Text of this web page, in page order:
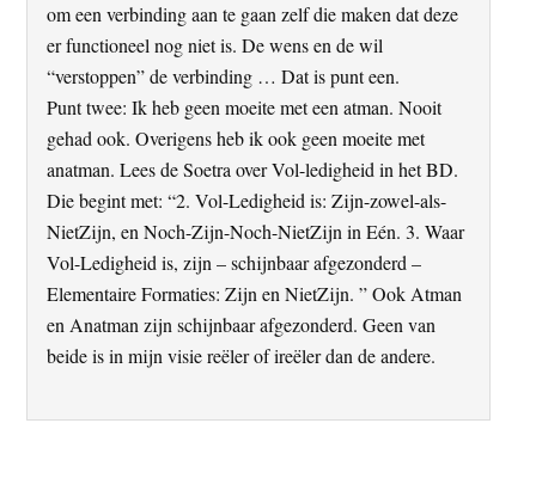
om een verbinding aan te gaan zelf die maken dat deze
er functioneel nog niet is. De wens en de wil
“verstoppen” de verbinding … Dat is punt een.
Punt twee: Ik heb geen moeite met een atman. Nooit
gehad ook. Overigens heb ik ook geen moeite met
anatman. Lees de Soetra over Vol-ledigheid in het BD.
Die begint met: “2. Vol-Ledigheid is: Zijn-zowel-als-
NietZijn, en Noch-Zijn-Noch-NietZijn in Eén. 3. Waar
Vol-Ledigheid is, zijn – schijnbaar afgezonderd –
Elementaire Formaties: Zijn en NietZijn. ” Ook Atman
en Anatman zijn schijnbaar afgezonderd. Geen van
beide is in mijn visie reëler of ireëler dan de andere.